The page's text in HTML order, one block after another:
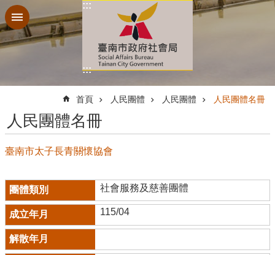
跳到主要內容區塊
:::
:::
首頁 人民團體 人民團體 人民團體名冊
人民團體名冊
臺南市太子長青關懷協會
社會服務及慈善團體
115/04